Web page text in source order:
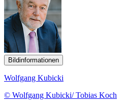
Bildinformationen
Wolfgang Kubicki
© Wolfgang Kubicki/ Tobias Koch